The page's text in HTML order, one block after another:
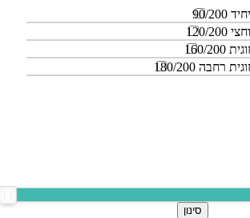
200
200
200
180/200
סינון